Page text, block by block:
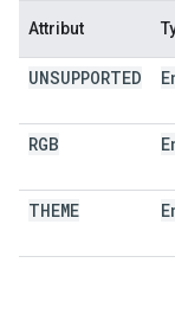
Attribut
UNSUPPORTED
RGB
THEME